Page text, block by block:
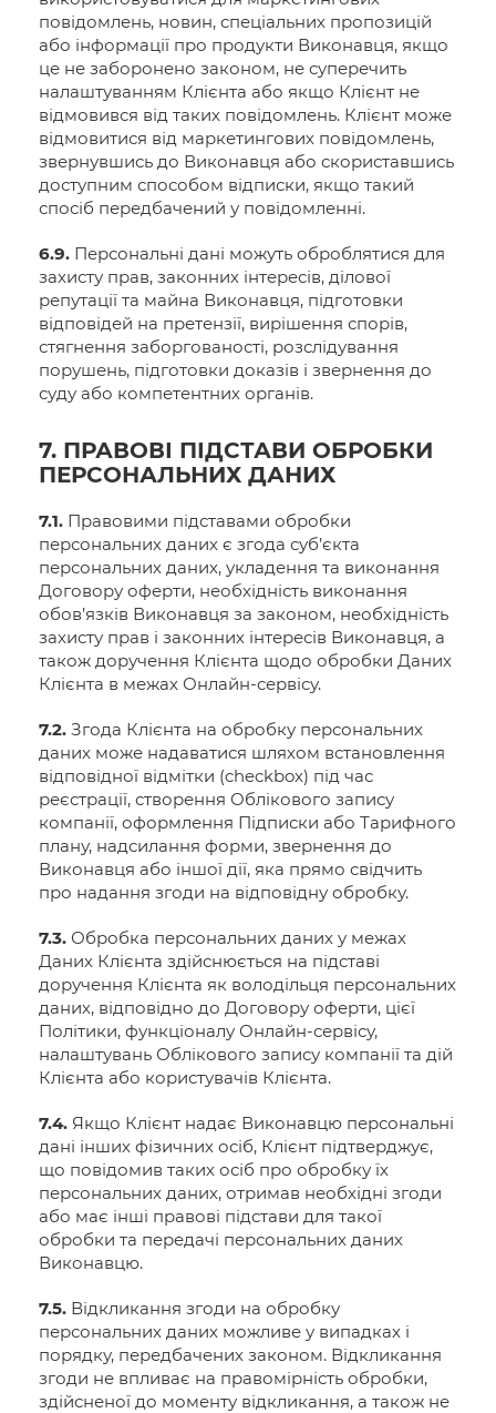
повідомлень, новин, спеціальних пропозицій
або інформації про продукти Виконавця, якщо
це не заборонено законом, не суперечить
налаштуванням Клієнта або якщо Клієнт не
відмовився від таких повідомлень. Клієнт може
відмовитися від маркетингових повідомлень,
звернувшись до Виконавця або скориставшись
доступним способом відписки, якщо такий
спосіб передбачений у повідомленні.
6.9. Персональні дані можуть оброблятися для
захисту прав, законних інтересів, ділової
репутації та майна Виконавця, підготовки
відповідей на претензії, вирішення спорів,
стягнення заборгованості, розслідування
порушень, підготовки доказів і звернення до
суду або компетентних органів.
7. ПРАВОВІ ПІДСТАВИ ОБРОБКИ
ПЕРСОНАЛЬНИХ ДАНИХ
7.1. Правовими підставами обробки
персональних даних є згода суб’єкта
персональних даних, укладення та виконання
Договору оферти, необхідність виконання
обов’язків Виконавця за законом, необхідність
захисту прав і законних інтересів Виконавця, а
також доручення Клієнта щодо обробки Даних
Клієнта в межах Онлайн-сервісу.
7.2. Згода Клієнта на обробку персональних
даних може надаватися шляхом встановлення
відповідної відмітки (checkbox) під час
реєстрації, створення Облікового запису
компанії, оформлення Підписки або Тарифного
плану, надсилання форми, звернення до
Виконавця або іншої дії, яка прямо свідчить
про надання згоди на відповідну обробку.
7.3. Обробка персональних даних у межах
Даних Клієнта здійснюється на підставі
доручення Клієнта як володільця персональних
даних, відповідно до Договору оферти, цієї
Політики, функціоналу Онлайн-сервісу,
налаштувань Облікового запису компанії та дій
Клієнта або користувачів Клієнта.
7.4. Якщо Клієнт надає Виконавцю персональні
дані інших фізичних осіб, Клієнт підтверджує,
що повідомив таких осіб про обробку їх
персональних даних, отримав необхідні згоди
або має інші правові підстави для такої
обробки та передачі персональних даних
Виконавцю.
7.5. Відкликання згоди на обробку
персональних даних можливе у випадках і
порядку, передбачених законом. Відкликання
згоди не впливає на правомірність обробки,
здійсненої до моменту відкликання, а також не